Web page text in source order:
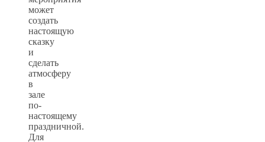
может
создать
настоящую
сказку
и
сделать
атмосферу
в
зале
по-
настоящему
праздничной.
Для